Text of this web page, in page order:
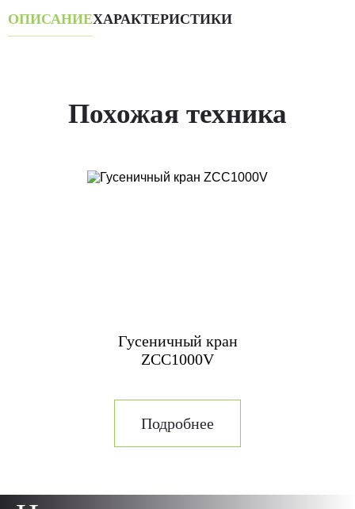
ОПИСАНИЕХАРАКТЕРИСТИКИ
Похожая техника
Гусеничный кран
ZCC1000V
Подробнее